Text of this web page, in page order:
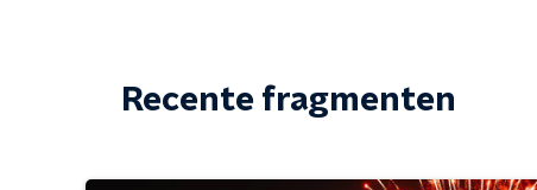
Recente fragmenten